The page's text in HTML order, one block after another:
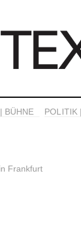
BÜHNE POLITIK
Frankfurt